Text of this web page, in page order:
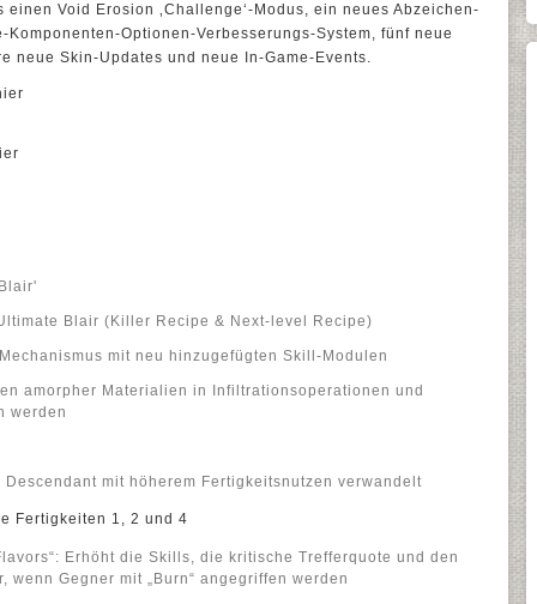
Void Erosion ‚Challenge‘-Modus, ein neues Abzeichen-
Optionen-Verbesserungs-System, fünf neue
neue Skin-Updates und neue In-Game-Events.
Blair (Killer Recipe & Next-level Recipe)
mit neu hinzugefügten Skill-Modulen
amorpher Materialien in Infiltrationsoperationen und
werden
mit höherem Fertigkeitsnutzen verwandelt
Fertigkeiten 1, 2 und 4
Erhöht die Skills, die kritische Trefferquote und den
wenn Gegner mit „Burn“ angegriffen werden